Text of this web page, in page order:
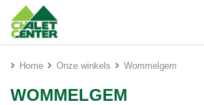
Home Onze winkels Wommelgem
WOMMELGEM